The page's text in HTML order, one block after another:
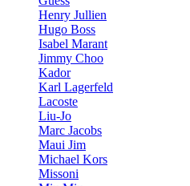
Henry Jullien
Hugo Boss
Isabel Marant
Jimmy Choo
Kador
Karl Lagerfeld
Lacoste
Liu-Jo
Marc Jacobs
Maui Jim
Michael Kors
Missoni